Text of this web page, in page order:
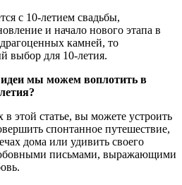
с 10-летием свадьбы,
и начало нового этапа в
камней, то
выбор для 10-летия.
мы можем воплотить в
этой статье, вы можете устроить
спонтанное путешествие,
дома или удивить своего
письмами, выражающими